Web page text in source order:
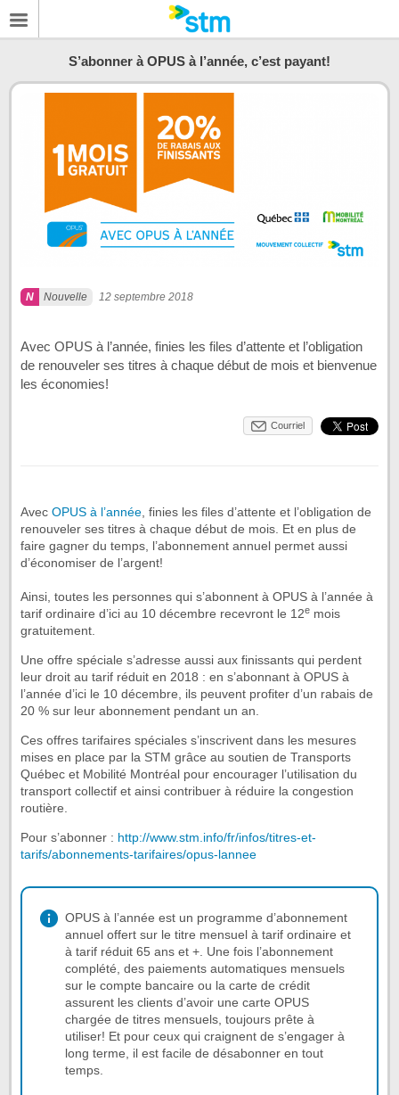
S’abonner à OPUS à l’année, c’est payant!
Nouvelle 12 septembre 2018
Avec OPUS à l’année, finies les files d’attente et l’obligation
de renouveler ses titres à chaque début de mois et bienvenue
les économies!
Courriel
Avec OPUS à l’année, finies les files d’attente et l’obligation de
renouveler ses titres à chaque début de mois. Et en plus de
faire gagner du temps, l’abonnement annuel permet aussi
d’économiser de l’argent!
Ainsi, toutes les personnes qui s’abonnent à OPUS à l’année à
tarif ordinaire d’ici au 10 décembre recevront le 12e mois
gratuitement.
Une offre spéciale s’adresse aussi aux finissants qui perdent
leur droit au tarif réduit en 2018 : en s’abonnant à OPUS à
l’année d’ici le 10 décembre, ils peuvent profiter d’un rabais de
20 % sur leur abonnement pendant un an.
Ces offres tarifaires spéciales s’inscrivent dans les mesures
mises en place par la STM grâce au soutien de Transports
Québec et Mobilité Montréal pour encourager l’utilisation du
transport collectif et ainsi contribuer à réduire la congestion
routière.
Pour s’abonner : http://www.stm.info/fr/infos/titres-et-
tarifs/abonnements-tarifaires/opus-lannee
OPUS à l’année est un programme d’abonnement
annuel offert sur le titre mensuel à tarif ordinaire et
à tarif réduit 65 ans et +. Une fois l’abonnement
complété, des paiements automatiques mensuels
sur le compte bancaire ou la carte de crédit
assurent les clients d’avoir une carte OPUS
chargée de titres mensuels, toujours prête à
utiliser! Et pour ceux qui craignent de s’engager à
long terme, il est facile de désabonner en tout
temps.